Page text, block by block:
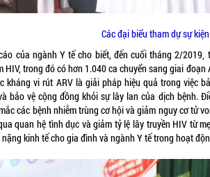
Các đại biểu tham dự sự kiện
của ngành Y tế cho biết, đến cuối tháng 2/
HIV, trong đó có hơn 1.040 ca chuyển sang giai đoạn
kháng vi rút ARV là giải pháp hiệu quả trong việc
bảo vệ cộng đồng khỏi sự lây lan của dịch bệnh.
các bệnh nhiễm trùng cơ hội và giảm nguy cơ tử
quan hệ tình dục và giảm tỷ lệ lây truyền HIV từ
kinh tế cho gia đình và ngành Y tế trong hoạt